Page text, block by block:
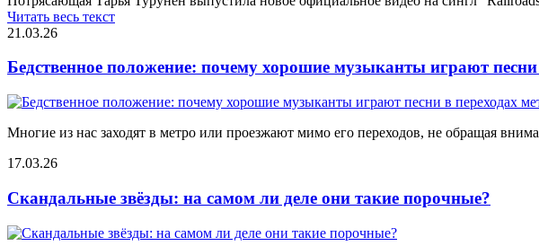
Читать весь текст
21.03.26
Бедственное положение: почему хорошие музыканты играют песни
Многие из нас заходят в метро или проезжают мимо его переходов, не обращая
17.03.26
Скандальные звёзды: на самом ли деле они такие порочные?